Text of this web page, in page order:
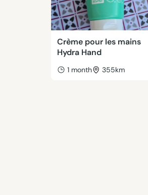
Crème pour les mains
Hydra Hand
1 month 355km